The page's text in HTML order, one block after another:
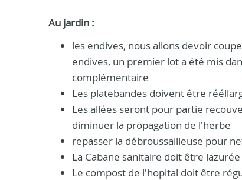
Au jardin :
les endives, nous allons devoir
endives, un premier lot a été mis
complémentaire
Les platebandes doivent être
Les allées seront pour partie
diminuer la propagation de l'herbe
repasser la débroussailleuse pour
La Cabane sanitaire doit être
Le compost de l'hopital doit être